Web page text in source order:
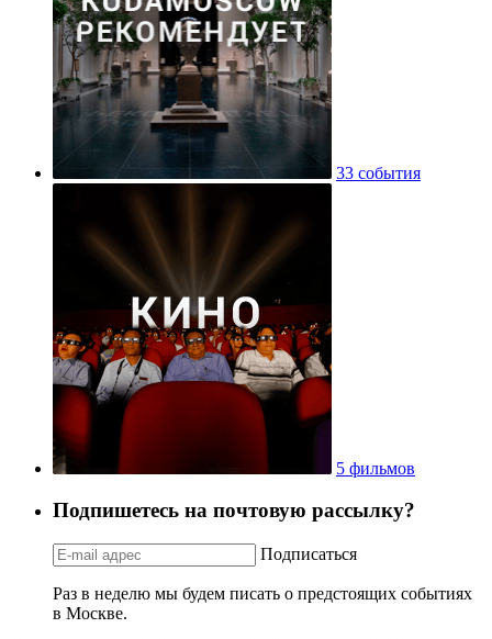
33 события
5 фильмов
Подпишетесь на почтовую рассылку?
Подписаться
Раз в неделю мы будем писать о предстоящих событиях
в Москве.